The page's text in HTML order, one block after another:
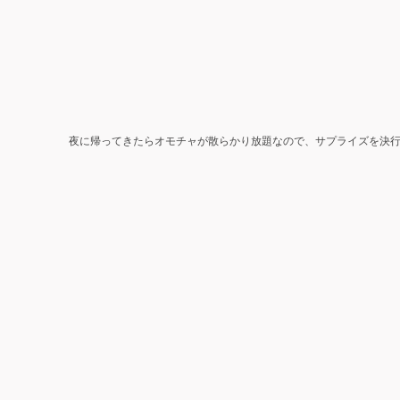
夜に帰ってきたらオモチャが散らかり放題なので、サプライズを決行